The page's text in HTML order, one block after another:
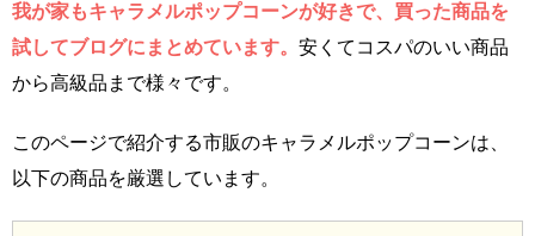
我が家もキャラメルポップコーンが好きで、買った商品を
試してブログにまとめています。 安くてコスパのいい商品
から高級品まで様々です。
このページで紹介する市販のキャラメルポップコーンは、
以下の商品を厳選しています。